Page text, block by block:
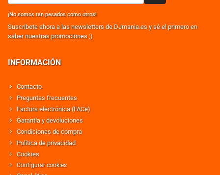
¡No somos tan pesados como otros!
Suscribete ahora a las newsletters de DJmania.es y sé el primero en
saber nuestras promociones ;)
INFORMACIÓN
Contacto
Preguntas frecuentes
Factura electrónica (FACe)
Garantía y devoluciones
Condiciones de compra
Política de privacidad
Cookies
Configurar cookies